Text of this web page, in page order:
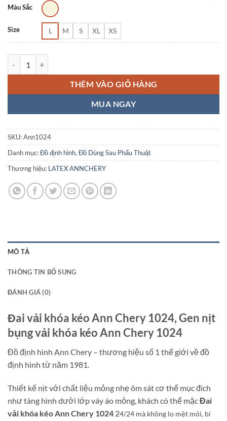
Màu Sắc
Size L M S XL XS
THÊM VÀO GIỎ HÀNG
MUA NGAY
SKU:Ann1024
Danh mục:Đồ định hình, Đồ Dùng Sau Phẩu Thuật
Thương hiệu: LATEX ANNCHERY
MÔ TẢ
THÔNG TIN BỔ SUNG
ĐÁNH GIÁ (0)
Đai vải khóa kéo Ann Chery 1024,Gen nịt
bụng vải khóa kéo Ann Chery 1024
Đồ định hình Ann Chery – thương hiệu số 1 thế giới về đồ
định hình từ năm 1981.
Thiết kế nịt với chất liệu mỏng nhẹ ôm sát cơ thể mục đích
như tàng hình dưới lớp váy áo mỏng, khách có thể mặcĐai
vải khóa kéo Ann Chery 1024 24/24 mà không lo mệt mỏi, bí